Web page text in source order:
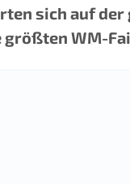
sich auf der
größten WM-